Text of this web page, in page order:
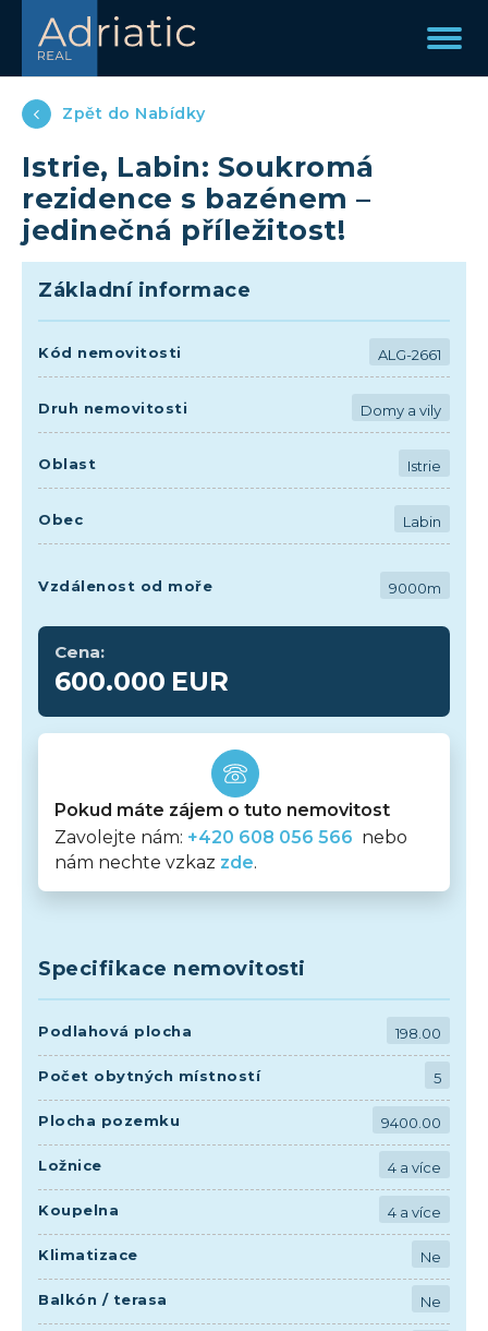
Zpět do Nabídky
Istrie, Labin: Soukromá
rezidence s bazénem –
jedinečná příležitost!
Základní informace
Kód nemovitosti ALG-2661
Druh nemovitosti Domy a vily
Oblast Istrie
Obec Labin
Vzdálenost od moře 9000m
Cena:
600.000 EUR
Pokud máte zájem o tuto nemovitost
Zavolejte nám: +420 608 056 566 nebo
nám nechte vzkaz zde.
Specifikace nemovitosti
Podlahová plocha 198.00
Počet obytných místností 5
Plocha pozemku 9400.00
Ložnice 4 a více
Koupelna 4 a více
Klimatizace Ne
Balkón / terasa Ne